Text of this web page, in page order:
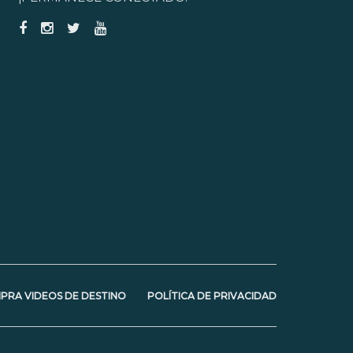
VIDEOS DE DESTINO POLÍTICA DE PRIVACIDAD